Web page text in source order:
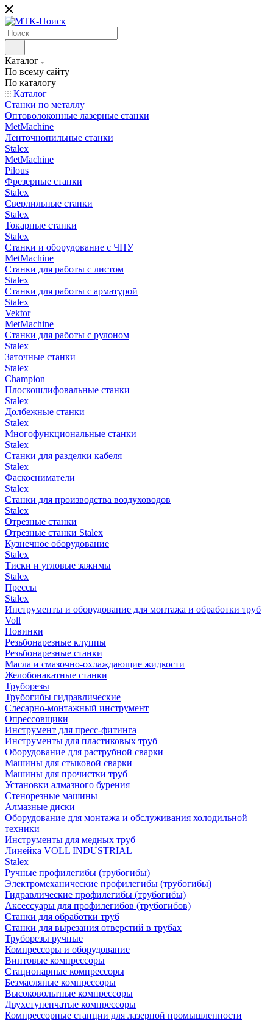
Каталог
По всему сайту
По каталогу
Каталог
Станки по металлу
Оптоволоконные лазерные станки
MetMachine
Ленточнопильные станки
Stalex
MetMachine
Pilous
Фрезерные станки
Stalex
Сверлильные станки
Stalex
Токарные станки
Stalex
Станки и оборудование с ЧПУ
MetMachine
Станки для работы с листом
Stalex
Станки для работы с арматурой
Stalex
Vektor
MetMachine
Станки для работы с рулоном
Stalex
Заточные станки
Stalex
Champion
Плоскошлифовальные станки
Stalex
Долбежные станки
Stalex
Многофункциональные станки
Stalex
Станки для разделки кабеля
Stalex
Фаскосниматели
Stalex
Станки для производства воздуховодов
Stalex
Отрезные станки
Отрезные станки Stalex
Кузнечное оборудование
Stalex
Тиски и угловые зажимы
Stalex
Прессы
Stalex
Инструменты и оборудование для монтажа и обработки труб
Voll
Новинки
Резьбонарезные клуппы
Резьбонарезные станки
Масла и смазочно-охлаждающие жидкости
Желобонакатные станки
Труборезы
Трубогибы гидравлические
Слесарно-монтажный инструмент
Опрессовщики
Инструмент для пресс-фитинга
Инструменты для пластиковых труб
Оборудование для раструбной сварки
Машины для стыковой сварки
Машины для прочистки труб
Установки алмазного бурения
Стенорезные машины
Алмазные диски
Оборудование для монтажа и обслуживания холодильной
техники
Инструменты для медных труб
Линейка VOLL INDUSTRIAL
Stalex
Ручные профилегибы (трубогибы)
Электромеханические профилегибы (трубогибы)
Гидравлические профилегибы (трубогибы)
Аксессуары для профилегибов (трубогибов)
Станки для обработки труб
Станки для вырезания отверстий в трубах
Труборезы ручные
Компрессоры и оборудование
Винтовые компрессоры
Стационарные компрессоры
Безмасляные компрессоры
Высоковольтные компрессоры
Двухступенчатые компрессоры
Компрессорные станции для лазерной промышленности